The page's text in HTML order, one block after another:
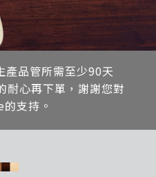
產品管所需至少90天
耐心再下單，謝謝您對
支持。